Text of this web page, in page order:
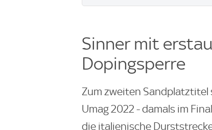
Sinner mit
Dopingsperre
Zum zweiten Sandplatztitel
Umag 2022 - damals im
die italienische